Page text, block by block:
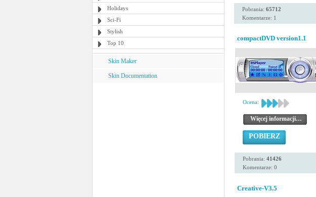
Holidays
Sci-Fi
Stylish
Top 10
Skin Maker
Skin Documentation
Pobrania: 65712
Komentarze: 1
compactDVD version1.1
Ocena:
Więcej informacji…
POBIERZ
Pobrania: 41426
Komentarze: 0
Creative-V3.5